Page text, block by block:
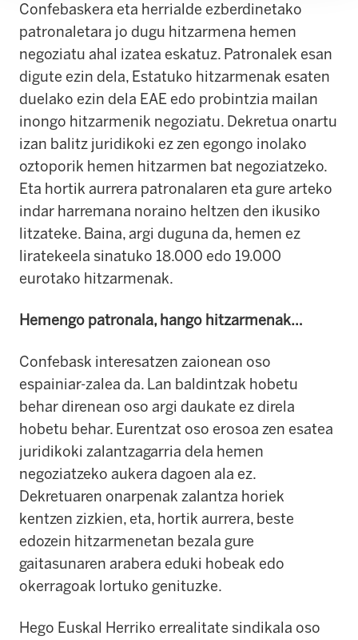
Confebaskera eta herrialde ezberdinetako
patronaletara jo dugu hitzarmena hemen
negoziatu ahal izatea eskatuz. Patronalek esan
digute ezin dela, Estatuko hitzarmenak esaten
duelako ezin dela EAE edo probintzia mailan
inongo hitzarmenik negoziatu. Dekretua onartu
izan balitz juridikoki ez zen egongo inolako
oztoporik hemen hitzarmen bat negoziatzeko.
Eta hortik aurrera patronalaren eta gure arteko
indar harremana noraino heltzen den ikusiko
litzateke. Baina, argi duguna da, hemen ez
liratekeela sinatuko 18.000 edo 19.000
eurotako hitzarmenak.
Hemengo patronala, hango hitzarmenak…
Confebask interesatzen zaionean oso
espainiar-zalea da. Lan baldintzak hobetu
behar direnean oso argi daukate ez direla
hobetu behar. Eurentzat oso erosoa zen esatea
juridikoki zalantzagarria dela hemen
negoziatzeko aukera dagoen ala ez.
Dekretuaren onarpenak zalantza horiek
kentzen zizkien, eta, hortik aurrera, beste
edozein hitzarmenetan bezala gure
gaitasunaren arabera eduki hobeak edo
okerragoak lortuko genituzke.
Hego Euskal Herriko errealitate sindikala oso